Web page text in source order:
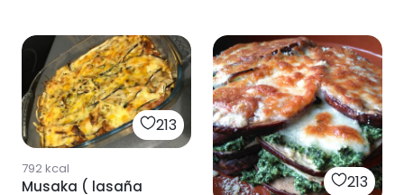
213
792kcal
Musaka ( lasaña
213